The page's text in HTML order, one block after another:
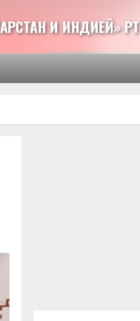
И ИНДИЕЙ» РТ